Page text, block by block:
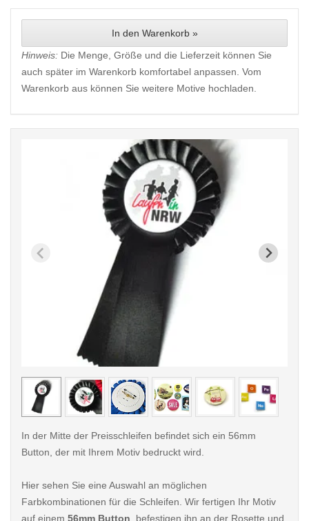
In den Warenkorb »
Hinweis: Die Menge, Größe und die Lieferzeit können Sie
auch später im Warenkorb komfortabel anpassen. Vom
Warenkorb aus können Sie weitere Motive hochladen.
< /picture>
In der Mitte der Preisschleifen befindet sich ein 56mm
Button, der mit Ihrem Motiv bedruckt wird.
Hier sehen Sie eine Auswahl an möglichen
Farbkombinationen für die Schleifen. Wir fertigen Ihr Motiv
auf einem 56mm Button , befestigen ihn an der Rosette und